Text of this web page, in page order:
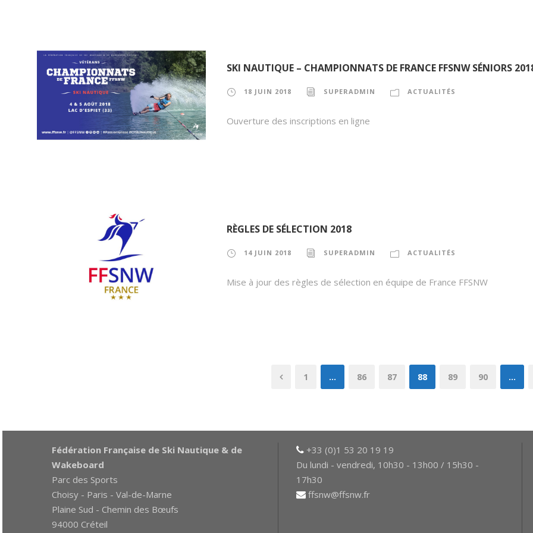
SKI NAUTIQUE – CHAMPIONNATS DE FRANCE FFSNW SÉNIORS
18 JUIN 2018 SUPERADMIN ACTUALITÉS
Ouverture des inscriptions en ligne
RÈGLES DE SÉLECTION 2018
14 JUIN 2018 SUPERADMIN ACTUALITÉS
Mise à jour des règles de sélection en équipe de France FFSNW
1 … 86 87 88 89 90 …
Fédération Française de Ski Nautique & de
Wakeboard
Parc des Sports
Choisy - Paris - Val-de-Marne
Plaine Sud - Chemin des Bœufs
94000 Créteil
+33 (0)1 53 20 19 19
Du lundi - vendredi, 10h30 - 13h00 / 15h30 -
17h30
ffsnw@ffsnw.fr